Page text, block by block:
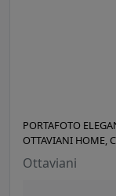
PORTAFOTO
OTTAVIANI HOME,
Ottaviani